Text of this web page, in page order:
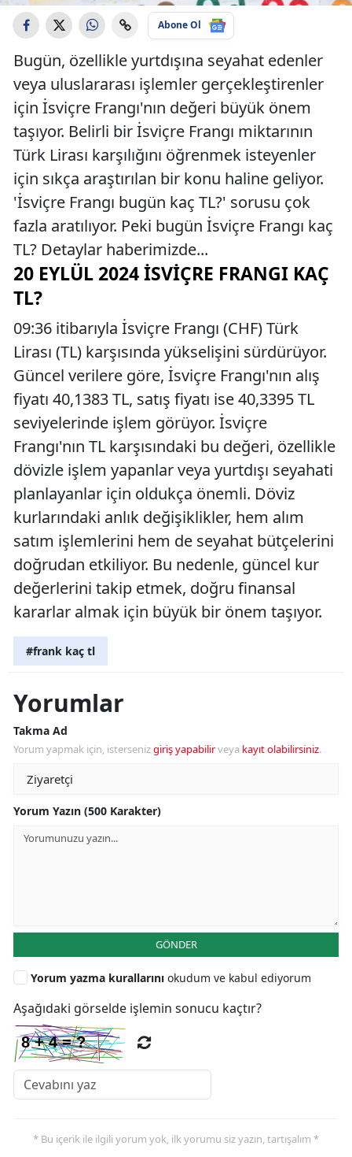
Abone Ol
Bugün, özellikle yurtdışına seyahat edenler
veya uluslararası işlemler gerçekleştirenler
için İsviçre Frangı'nın değeri büyük önem
taşıyor. Belirli bir İsviçre Frangı miktarının
Türk Lirası karşılığını öğrenmek isteyenler
için sıkça araştırılan bir konu haline geliyor.
'İsviçre Frangı bugün kaç TL?' sorusu çok
fazla aratılıyor. Peki bugün İsviçre Frangı kaç
TL? Detaylar haberimizde...
20 EYLÜL 2024 İSVIÇRE FRANGI KAÇ
TL?
09:36 itibarıyla İsviçre Frangı (CHF) Türk
Lirası (TL) karşısında yükselişini sürdürüyor.
Güncel verilere göre, İsviçre Frangı'nın alış
fiyatı 40,1383 TL, satış fiyatı ise 40,3395 TL
seviyelerinde işlem görüyor. İsviçre
Frangı'nın TL karşısındaki bu değeri, özellikle
dövizle işlem yapanlar veya yurtdışı seyahati
planlayanlar için oldukça önemli. Döviz
kurlarındaki anlık değişiklikler, hem alım
satım işlemlerini hem de seyahat bütçelerini
doğrudan etkiliyor. Bu nedenle, güncel kur
değerlerini takip etmek, doğru finansal
kararlar almak için büyük bir önem taşıyor.
#frank kaç tl
Yorumlar
Takma Ad
Yorum yapmak için, istersenizgiriş yapabilirveya kayıt olabilirsiniz.
Yorum Yazın (500 Karakter)
GÖNDER
Yorum yazma kurallarını okudum ve kabul ediyorum
Aşağıdaki görselde işlemin sonucu kaçtır?
* Bu içerik ile ilgili yorum yok, ilk yorumu siz yazın, tartışalım *